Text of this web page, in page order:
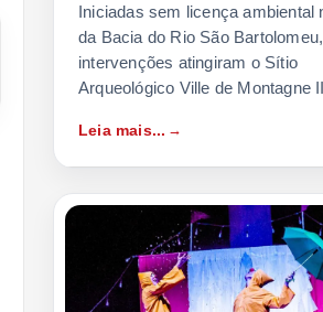
Iniciadas sem licença ambiental
da Bacia do Rio São
intervenções atingiram o Sítio
Arqueológico Ville de Montagne II
Leia mais...